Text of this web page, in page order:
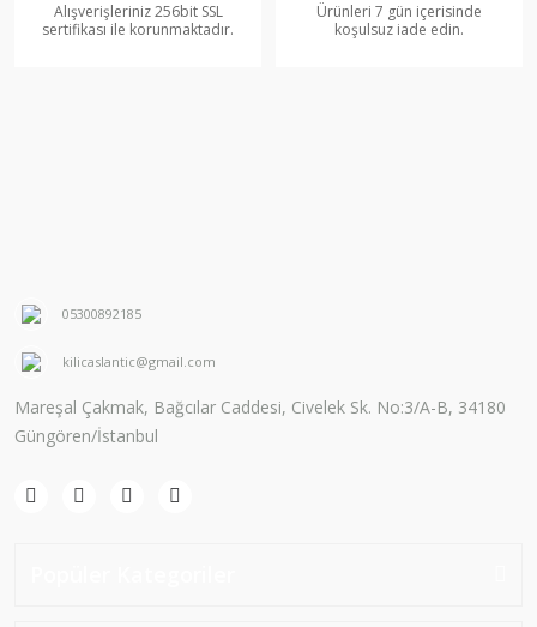
Alışverişleriniz 256bit SSL
sertifikası ile korunmaktadır.
Ürünleri 7 gün içerisinde
koşulsuz iade edin.
05300892185
kilicaslantic@gmail.com
Mareşal Çakmak, Bağcılar Caddesi, Civelek Sk. No:3/A-B, 34180
Güngören/İstanbul